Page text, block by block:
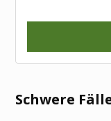
Schwere